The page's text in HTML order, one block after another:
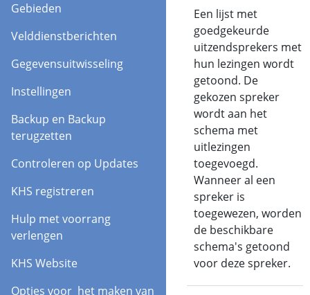
Gebieden
Velddienstberichten
Gegevensuitwisseling
Instellingen
Backup en Backup
terugzetten
Controleren op Updates
KHS registreren
Hulp met voorrang
verlengen
KHS Website
Opties voor het maken van
(wissel lezing)
Een lijst met
goedgekeurde
uitzendsprekers met
hun lezingen wordt
getoond. De
gekozen spreker
wordt aan het
schema met
uitlezingen
toegevoegd.
Wanneer al een
spreker is
toegewezen, worden
de beschikbare
schema's getoond
voor deze spreker.